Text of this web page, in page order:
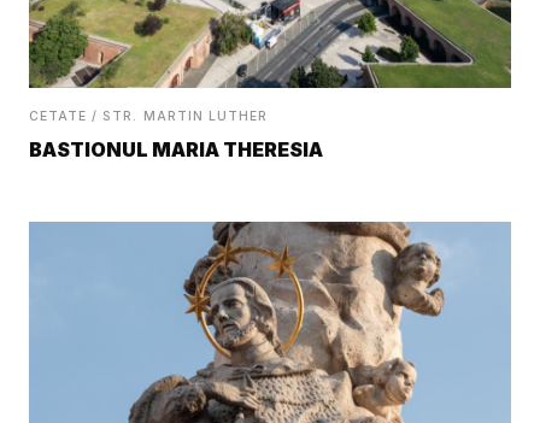
CETATE / STR. MARTIN LUTHER
BASTIONUL MARIA THERESIA